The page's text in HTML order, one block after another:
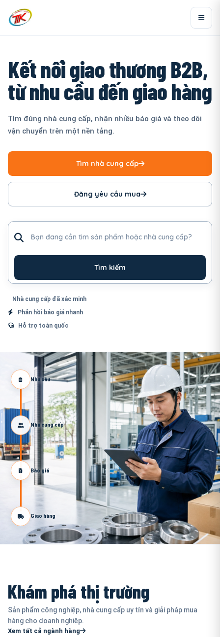
Kết nối giao thương B2B,
từ nhu cầu đến giao hàng
Tìm đúng nhà cung cấp, nhận nhiều báo giá và theo dõi
vận chuyển trên một nền tảng.
Tìm nhà cung cấp
Đăng yêu cầu mua
Tìm kiếm
Nhà cung cấp đã xác minh
Phản hồi báo giá nhanh
Hỗ trợ toàn quốc
Nhu cầu
Nhà cung cấp
Báo giá
Giao hàng
Khám phá thị trường
Sản phẩm công nghiệp, nhà cung cấp uy tín và giải pháp mua
hàng cho doanh nghiệp.
Xem tất cả ngành hàng